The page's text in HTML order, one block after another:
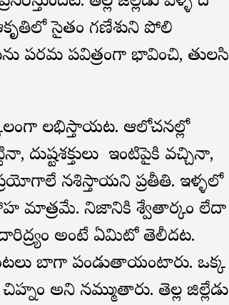
సైతం గణేశుని పోలి
పరమ పవిత్రంగా భావించి, తులసి
లభిస్తాయట. ఆలోచనల్లో
మీ ఇంటిపైకి వచ్చినా,
నశిస్తాయని ప్రతీతి. ఇళ్ళలో
మాత్రమే. నిజానికి శ్వేతార్కం లేదా
దారిద్ర్యం అంటే ఏమిటో తెలీదట.
బాగా పండుతాయంటారు. ఒక్క
అని నమ్ముతారు. తెల్ల జిల్లేడు